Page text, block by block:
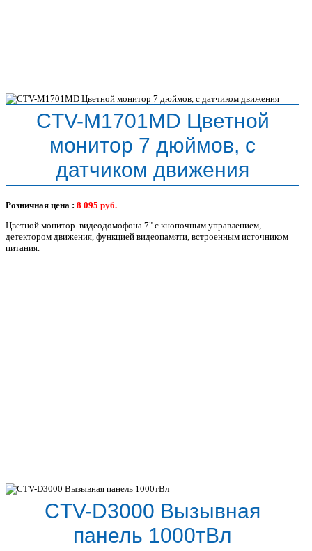
CTV-M1701MD Цветной
монитор 7 дюймов, с
датчиком движения
Розничная цена : 8 095 руб.
Цветной монитор видеодомофона 7" с кнопочным управлением,
детектором движения, функцией видеопамяти, встроенным источником
питания.
CTV-D3000 Вызывная
панель 1000тВл